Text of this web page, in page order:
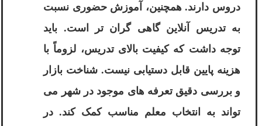
دروس دارند. همچنین، آموزش حضوری نسبت
به تدریس آنلاین گاهی گران تر است. باید
توجه داشت که کیفیت بالای تدریس، لزوماً با
هزینه پایین قابل دستیابی نیست. شناخت بازار
و بررسی دقیق تعرفه های موجود در شهر می
تواند به انتخاب معلم مناسب کمک کند. در